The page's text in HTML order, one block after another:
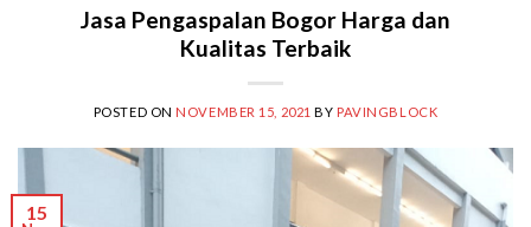
Jasa Pengaspalan Bogor Harga dan
Kualitas Terbaik
POSTED ON NOVEMBER 15, 2021 BY PAVINGBLOCK
15